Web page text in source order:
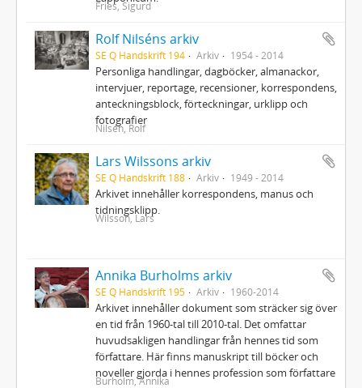
Fries, Sigurd
Rolf Nilséns arkiv
SE Q Handskrift 194 Arkiv 1954 - 2014
Personliga handlingar, dagböcker, almanackor,
intervjuer, reportage, recensioner, korrespondens,
anteckningsblock, förteckningar, urklipp och
fotografier
Nilsén, Rolf
Lars Wilssons arkiv
SE Q Handskrift 188 Arkiv 1949 - 2014
Arkivet innehåller korrespondens, manus och
tidningsklipp.
Wilsson, Lars
Annika Burholms arkiv
SE Q Handskrift 195 Arkiv 1960-2014
Arkivet innehåller dokument som sträcker sig över
en tid från 1960-tal till 2010-tal. Det omfattar
huvudsakligen handlingar från hennes tid som
författare. Här finns manuskript till böcker och
noveller gjorda i hennes profession som författare
Burholm, Annika